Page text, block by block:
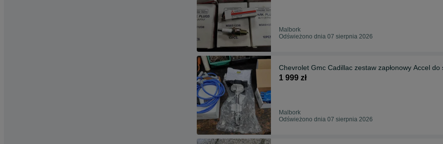
Malbork
Odświeżono dnia 07 sierpnia 2026
Chevrolet Gmc Cadillac zestaw zapłonowy Accel do
1 999 zł
Malbork
Odświeżono dnia 07 sierpnia 2026